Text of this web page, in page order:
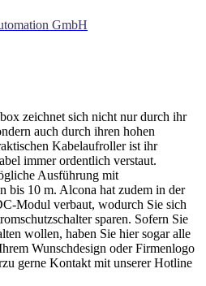
GmbH
zeichnet sich nicht nur durch ihr
auch durch ihren hohen
Kabelaufroller ist ihr
immer ordentlich verstaut.
Ausführung mit
bis 10 m. Alcona hat zudem in der
Modul verbaut, wodurch Sie sich
sparen. Sofern Sie
wollen, haben Sie hier sogar alle
Wunschdesign oder Firmenlogo
gerne Kontakt mit unserer Hotline